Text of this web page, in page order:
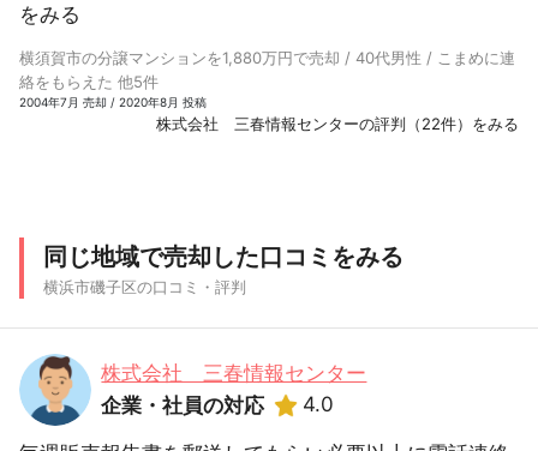
をみる
横須賀市の分譲マンションを1,880万円で売却 / 40代男性 / こまめに連
絡をもらえた 他5件
2004年7月 売却 / 2020年8月 投稿
株式会社 三春情報センターの評判（22件）をみる
同じ地域で売却した口コミをみる
横浜市磯子区の口コミ・評判
株式会社 三春情報センター
企業・社員の対応
4.0